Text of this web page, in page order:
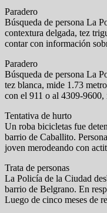
Paradero
Búsqueda de persona La
contextura delgada, tez
contar con información
Paradero
Búsqueda de persona La
tez blanca, mide 1.73
con el 911 o al 4309-
Tentativa de hurto
Un roba bicicletas fue
barrio de Caballito.
joven merodeando con
Trata de personas
La Policía de la Ciudad
barrio de Belgrano. En
Luego de cinco meses de